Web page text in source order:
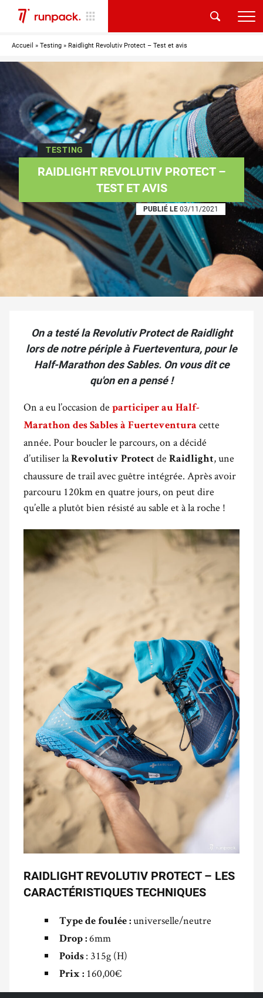
Accueil » Testing » Raidlight Revolutiv Protect – Test et avis
TESTING
RAIDLIGHT REVOLUTIV PROTECT –
TEST ET AVIS
PUBLIÉ LE 03/11/2021
On a testé la Revolutiv Protect de Raidlight
lors de notre périple à Fuerteventura, pour le
Half-Marathon des Sables. On vous dit ce
qu'on en a pensé !
On a eu l’occasion de participer au Half-
Marathon des Sables à Fuerteventura cette
année. Pour boucler le parcours, on a décidé
d’utiliser laRevolutiv Protect de Raidlight, une
chaussure de trail avec guêtre intégrée. Après avoir
parcouru 120km en quatre jours, on peut dire
qu’elle a plutôt bien résisté au sable et à la roche !
RAIDLIGHT REVOLUTIV PROTECT – LES
CARACTÉRISTIQUES TECHNIQUES
Type de foulée : universelle/neutre
Drop : 6mm
Poids : 315g (H)
Prix : 160,00€